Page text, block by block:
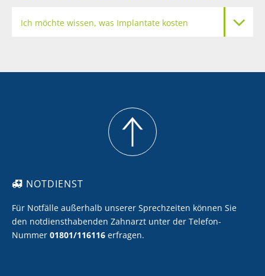
Ich möchte wissen, was Implantate kosten
Ich möchte eine professionelle Zahnreinigung
NOTDIENST
Für Notfälle außerhalb unserer Sprechzeiten können Sie
den notdiensthabenden Zahnarzt unter der Telefon-
Nummer 01801/116116 erfragen.